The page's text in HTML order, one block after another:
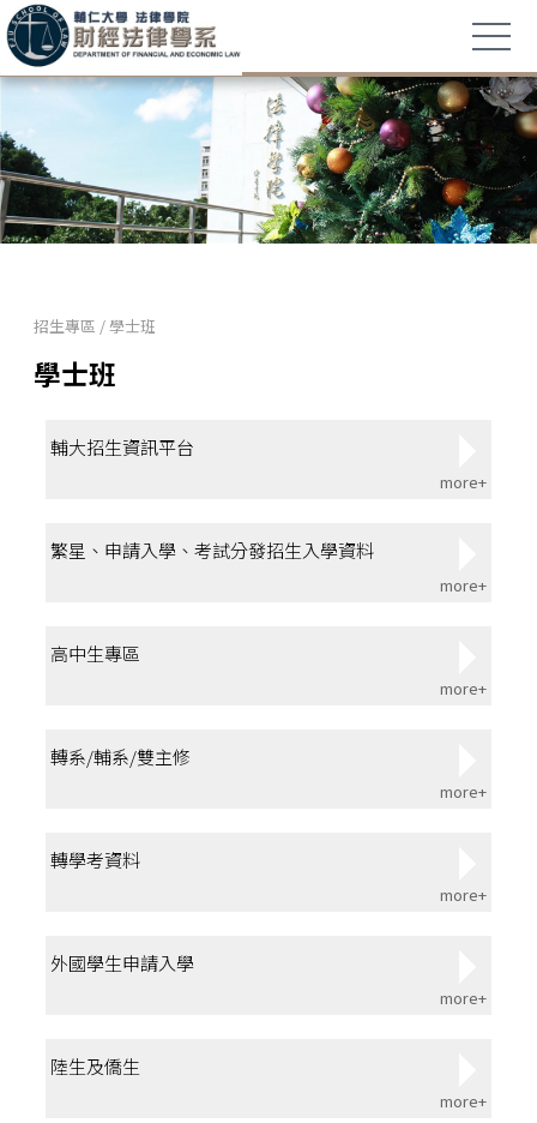
招生專區 /學士班
學士班
輔大招生資訊平台
more+
繁星、申請入學、考試分發招生入學資料
more+
高中生專區
more+
轉系/輔系/雙主修
more+
轉學考資料
more+
外國學生申請入學
more+
陸生及僑生
more+